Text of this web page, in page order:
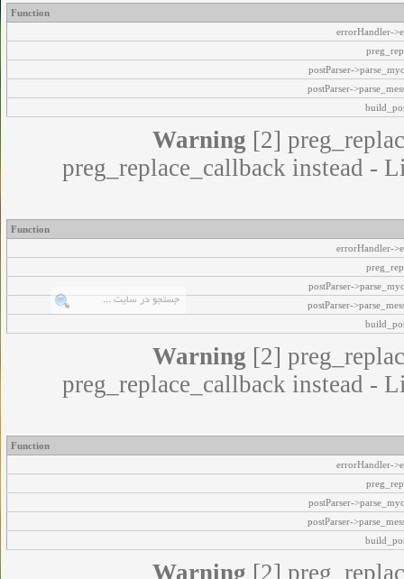
Function
errorHandler-
postParser-
postParser-
Warning [2]
preg_replace_callback instead -
Function
errorHandler-
postParser-
postParser-
Warning [2]
preg_replace_callback instead -
Function
errorHandler-
postParser-
postParser-
Warning [2]